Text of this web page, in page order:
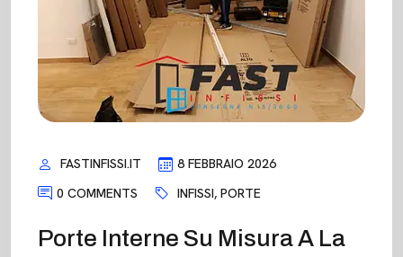
FASTINFISSI.IT
8 FEBBRAIO 2026
0 COMMENTS
INFISSI, PORTE
Porte Interne Su Misura A La